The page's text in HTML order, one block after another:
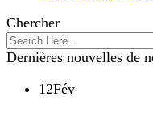
Chercher
Dernières nouvelles de
12Fév